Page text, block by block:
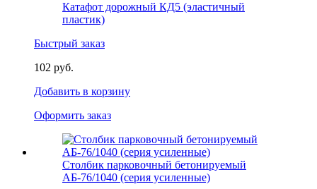
Катафот дорожный КД5 (эластичный
пластик)
Быстрый заказ
102 руб.
Добавить в корзину
Оформить заказ
Столбик парковочный бетонируемый
АБ-76/1040 (серия усиленные)